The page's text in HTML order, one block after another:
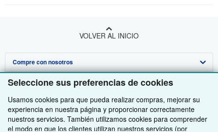
Seleccione sus preferencias de cookies
Usamos cookies para que pueda realizar compras, mejorar su
experiencia en nuestra página y proporcionar correctamente
nuestros servicios. También utilizamos cookies para comprender
el modo en que los clientes utilizan nuestros servicios (por
VOLVER AL INICIO
Compre con nosotros
Búsqueda avanzada
Colecciones
Mi cuenta
Venda con nosotros
Comenzar a vender
Únase a nuestro programa de afiliados
Sobre nosotros
Sobre IberLibro
Obtener Ayuda